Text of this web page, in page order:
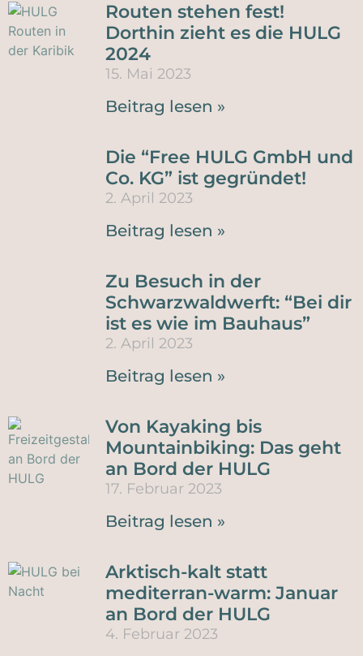
Routen stehen fest!
Dorthin zieht es die HULG
2024
15. Mai 2023
Beitrag lesen »
Die “Free HULG GmbH und
Co. KG” ist gegründet!
2. April 2023
Beitrag lesen »
Zu Besuch in der
Schwarzwaldwerft: “Bei dir
ist es wie im Bauhaus”
2. April 2023
Beitrag lesen »
Von Kayaking bis
Mountainbiking: Das geht
an Bord der HULG
17. Februar 2023
Beitrag lesen »
Arktisch-kalt statt
mediterran-warm: Januar
an Bord der HULG
4. Februar 2023